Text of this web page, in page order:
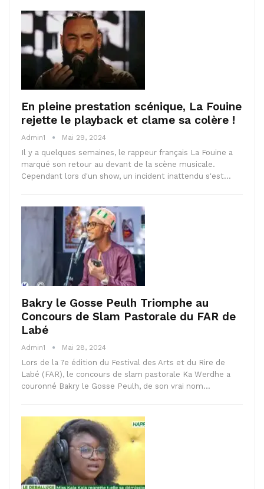
En pleine prestation scénique, La Fouine
rejette le playback et clame sa colère !
Admin1 Mai 29, 2024
Il y a quelques semaines, le rappeur français La Fouine a
marqué son retour au devant de la scène musicale.
Cependant lors d'un show, un incident inattendu s'est…
Bakry le Gosse Peulh Triomphe au
Concours de Slam Pastorale du FAR de
Labé
Admin1 Mai 28, 2024
Lors de la 7e édition du Festival des Arts et du Rire de
Labé (FAR), le concours de slam pastorale Ka Werdhe a
couronné Bakry le Gosse Peulh, de son vrai nom…